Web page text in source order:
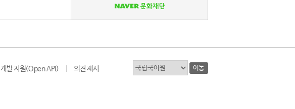
개발 지원(Open API) 의견 제시 이동